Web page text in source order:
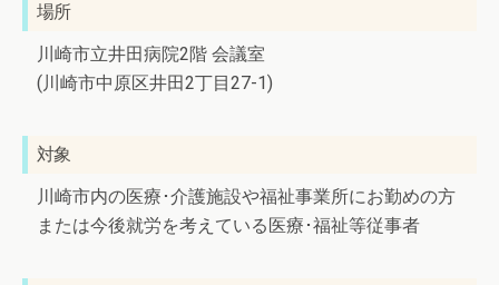
場所
川崎市立井田病院2階 会議室
(川崎市中原区井田2丁目27-1)
対象
川崎市内の医療･介護施設や福祉事業所にお勤めの方
または今後就労を考えている医療･福祉等従事者